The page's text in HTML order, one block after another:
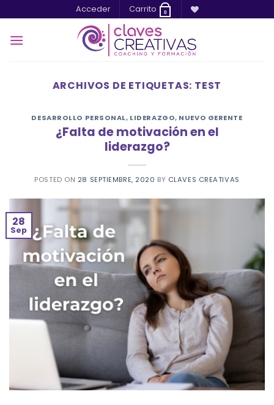
al
contenido
Acceder Carrito 0
ARCHIVOS DE ETIQUETAS: TEST
DESARROLLO PERSONAL, LIDERAZGO, NUEVO GERENTE
¿Falta de motivación en el
liderazgo?
POSTED ON 28 SEPTIEMBRE, 2020 BY CLAVES CREATIVAS
28
Sep